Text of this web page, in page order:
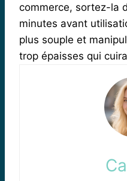
commerce, sortez-la
minutes avant
plus souple et
trop épaisses qui